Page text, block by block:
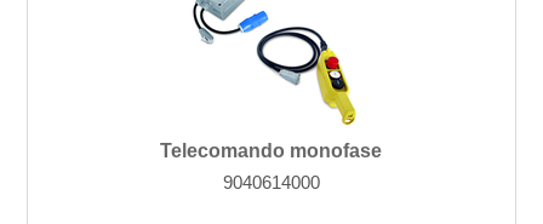
Telecomando monofase
9040614000